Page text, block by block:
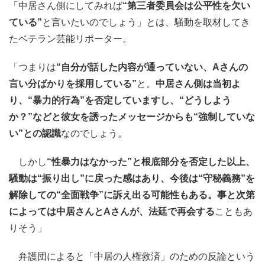
「中居さん側にしてみれば“第三者委員会は公平性を欠い
ている”と言いたいのでしょう」とは、騒動を取材してき
たベテラン芸能リポーター。
「つまりは“自分が話した内容が通っていない、Aさんの
言い分ばかりを採用している”と。 中居さん側は当初よ
り、“暴力的行為”を否定していますし、“どうしよう
か？”などと彼女を誘ったメッセージからも“強制していな
い”との認識なのでしょう。
しかし“性暴力はなかった”と根底部分を否定した以上、
騒動は“振り出し”に戻った感はあり、今後は“守秘義務”を
解除しての“全面戦争”に訴え出る可能性もある。事と次第
によっては中居さんとAさんが、法廷で再会することもあ
りそう」
弁護団によると「中居の人権救済」のための反論という